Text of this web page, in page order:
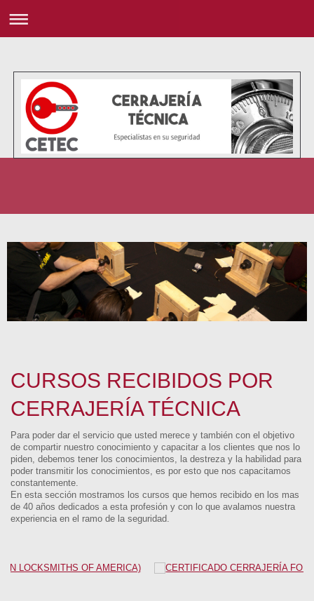
CURSOS RECIBIDOS POR
CERRAJERÍA TÉCNICA
Para poder dar el servicio que usted merece y también con el objetivo
de compartir nuestro conocimiento y capacitar a los clientes que nos lo
piden, debemos tener los conocimientos, la destreza y la habilidad para
poder transmitir los conocimientos, es por esto que nos capacitamos
constantemente.
En esta sección mostramos los cursos que hemos recibido en los mas
de 40 años dedicados a esta profesión y con lo que avalamos nuestra
experiencia en el ramo de la seguridad.